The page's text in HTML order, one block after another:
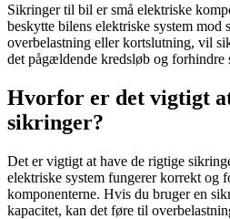
Sikringer til bil er små elektriske
beskytte bilens elektriske system mod
overbelastning eller kortslutning, vil
det pågældende kredsløb og forhindre
Hvorfor er det vigtigt
sikringer?
Det er vigtigt at have de rigtige
elektriske system fungerer korrekt og
komponenterne. Hvis du bruger en
kapacitet, kan det føre til